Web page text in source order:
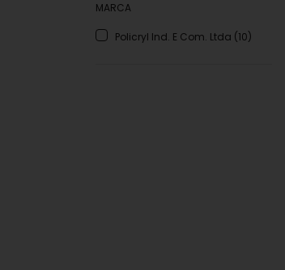
MARCA
Policryl Ind. E Com. Ltda (10)